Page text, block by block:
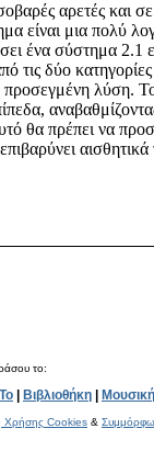
αρετές και σε
είναι μια πολύ
ένα σύστημα 2.1
τις δύο
λύση.
θα πρέπει να
το:
| Βιβλιοθήκη | Μουσική
Χρήσης Cookies &